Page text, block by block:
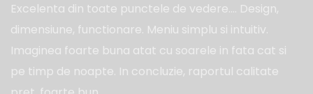
Excelenta din toate punctele de vedere…. Design,
dimensiune, functionare. Meniu simplu si intuitiv.
Imaginea foarte buna atat cu soarele in fata cat si
pe timp de noapte. In concluzie, raportul calitate